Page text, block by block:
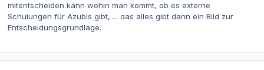
mitentscheiden kann wohin man kommt, ob es externe
Schulungen für Azubis gibt, ... das alles gibt dann ein Bild zur
Entscheidungsgrundlage.